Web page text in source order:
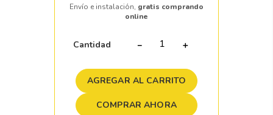
Envío e instalación, gratis comprando
online
Cantidad ＋
－
AGREGAR AL CARRITO
COMPRAR AHORA